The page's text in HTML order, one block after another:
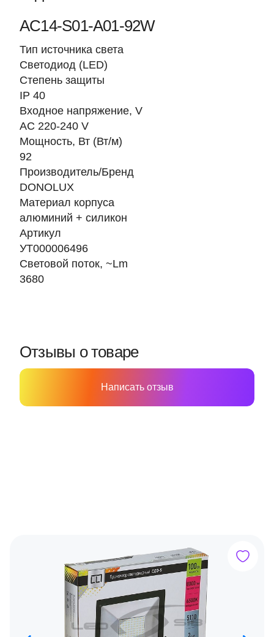
AC14-S01-A01-92W
Тип источника света
Светодиод (LED)
Степень защиты
IP 40
Входное напряжение, V
AC 220-240 V
Мощность, Вт (Вт/м)
92
Производитель/Бренд
DONOLUX
Материал корпуса
алюминий + силикон
Артикул
УТ000006496
Световой поток, ~Lm
3680
Отзывы о товаре
Написать отзыв